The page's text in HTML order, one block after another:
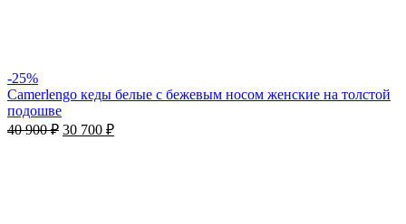
-25%
Camerlengo кеды белые с бежевым носом женские на толстой
подошве
40 900₽ 30 700 ₽